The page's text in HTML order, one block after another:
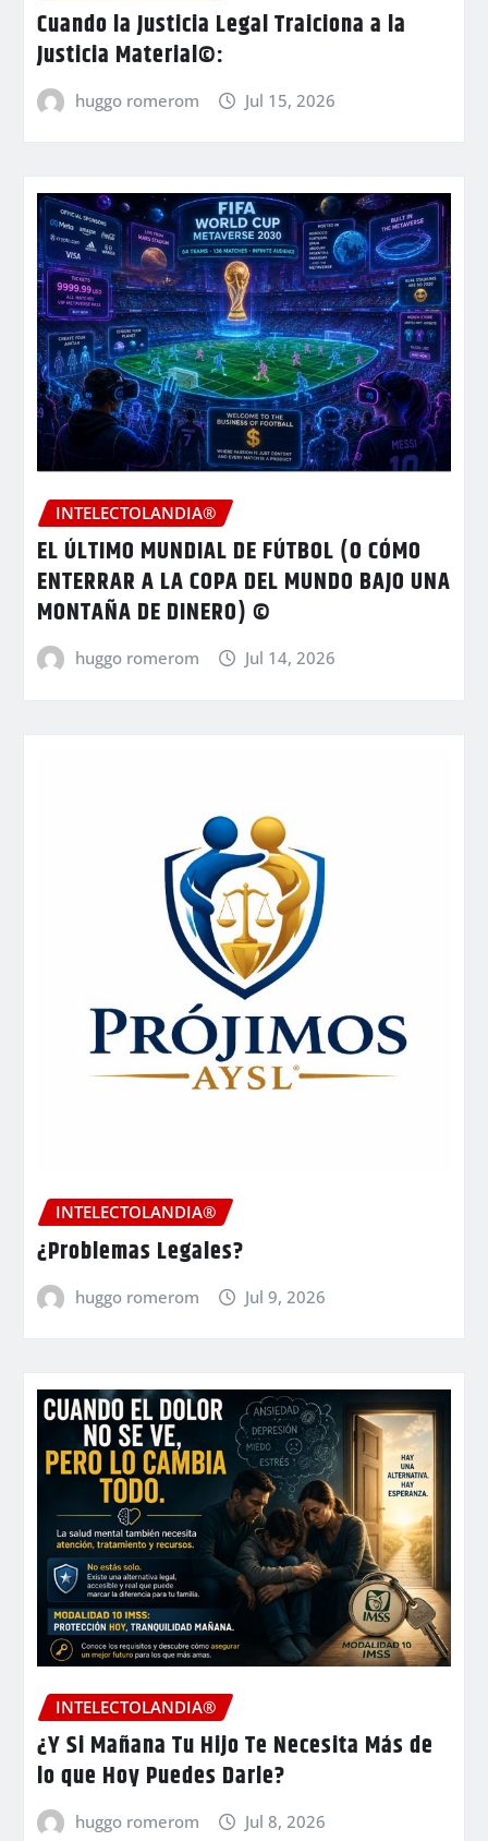
Cuando la Justicia Legal Traiciona a la
Justicia Material©:
huggo romerom Jul 15, 2026
INTELECTOLANDIA®
EL ÚLTIMO MUNDIAL DE FÚTBOL (O CÓMO
ENTERRAR A LA COPA DEL MUNDO BAJO UNA
MONTAÑA DE DINERO) ©
huggo romerom Jul 14, 2026
INTELECTOLANDIA®
¿Problemas Legales?
huggo romerom Jul 9, 2026
INTELECTOLANDIA®
¿Y Si Mañana Tu Hijo Te Necesita Más de
lo que Hoy Puedes Darle?
huggo romerom Jul 8, 2026